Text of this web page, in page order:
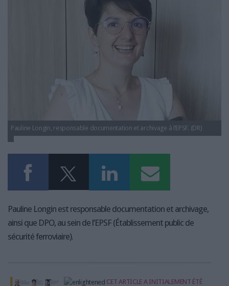
LES GUIDES PRATIQUES
Pauline Longin, responsable documentation et archivage à l’EPSF. (DR)
Pauline Longin est responsable documentation et archivage,
ainsi que DPO, au sein de l’EPSF (Établissement public de
sécurité ferroviaire).
CET ARTICLE A INITIALEMENT ÉTÉ